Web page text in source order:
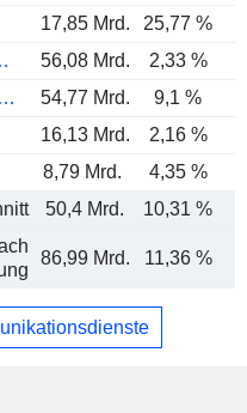
17,85 Mrd. 25,77 %
LIMITED
56,08 Mrd. 2,33 %
INC.
54,77 Mrd. 9,1 %
16,13 Mrd. 2,16 %
8,79 Mrd. 4,35 %
50,4 Mrd. 10,31 %
86,99 Mrd. 11,36 %